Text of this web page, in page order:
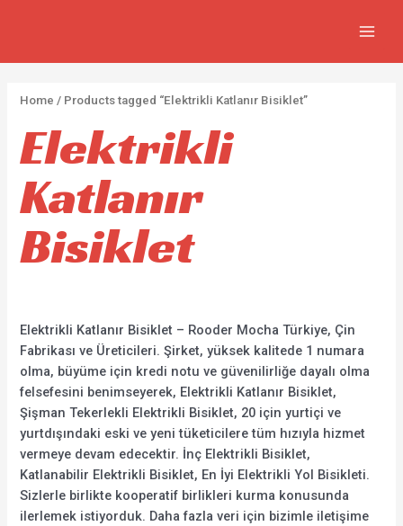
r
u
c
0
o
d
r
u
t
r
u
c
t
Home / Products tagged “Elektrikli Katlanır Bisiklet”
Elektrikli
Katlanır
Bisiklet
Elektrikli Katlanır Bisiklet – Rooder Mocha Türkiye, Çin
Fabrikası ve Üreticileri. Şirket, yüksek kalitede 1 numara
olma, büyüme için kredi notu ve güvenilirliğe dayalı olma
felsefesini benimseyerek, Elektrikli Katlanır Bisiklet,
Şişman Tekerlekli Elektrikli Bisiklet, 20 için yurtiçi ve
yurtdışındaki eski ve yeni tüketicilere tüm hızıyla hizmet
vermeye devam edecektir. İnç Elektrikli Bisiklet,
Katlanabilir Elektrikli Bisiklet, En İyi Elektrikli Yol Bisikleti.
Sizlerle birlikte kooperatif birlikleri kurma konusunda
ilerlemek istiyorduk. Daha fazla veri için bizimle iletişime